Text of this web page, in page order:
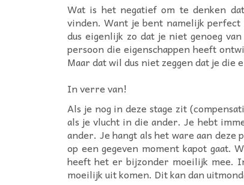
Wat is het negatief om te denken
vinden. Want je bent namelijk perfect
dus eigenlijk zo dat je niet genoeg
persoon die eigenschappen heeft
Maar dat wil dus niet zeggen dat je die
In verre van!
Als je nog in deze stage zit
als je vlucht in die ander. Je hebt
ander. Je hangt als het ware aan
op een gegeven moment kapot gaat.
heeft het er bijzonder moeilijk mee.
moeilijk uit komen. Dit kan dan